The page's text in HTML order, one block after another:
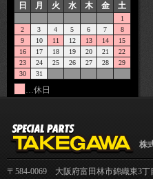
日
月 火 水 木 金 土
1
2
3 4 5 6 7
8
9
10 11 12 13 14
15
16
17 18 19 20 21
22
23
24 25 26 27 28
29
30
31
…休日
株
〒584-0069 大阪府富田林市錦織東3丁